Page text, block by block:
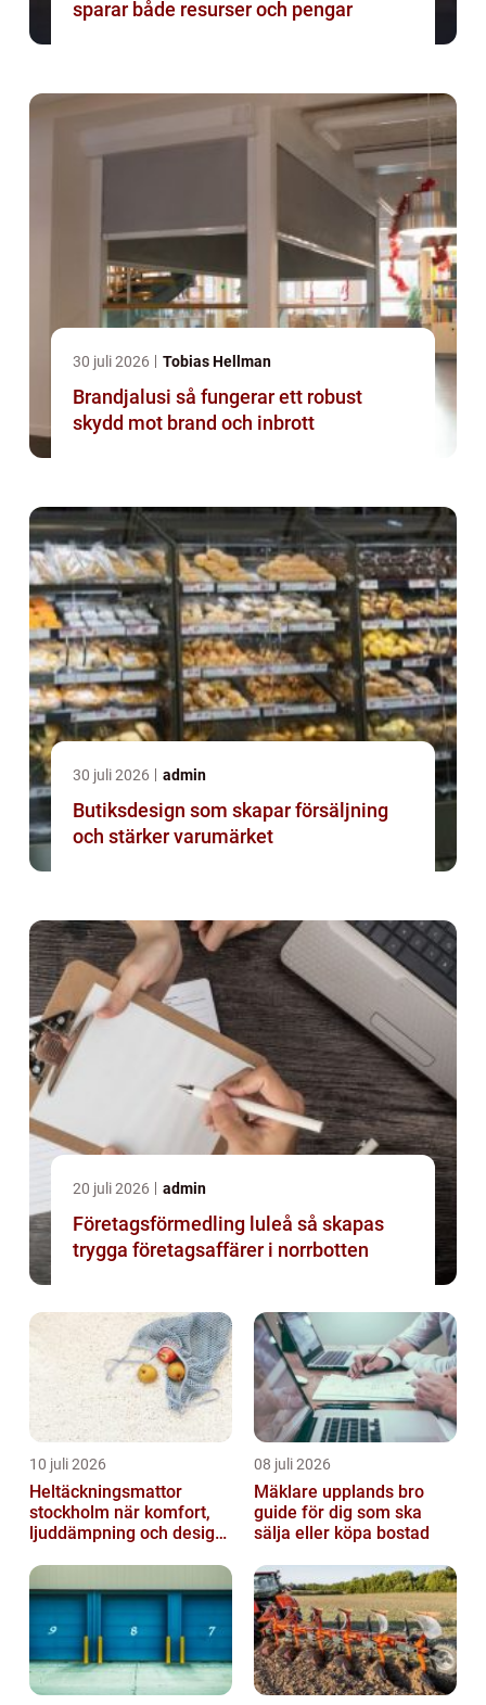
sparar både resurser och pengar
30 juli 2026 Tobias Hellman
Brandjalusi så fungerar ett robust
skydd mot brand och inbrott
30 juli 2026 admin
Butiksdesign som skapar försäljning
och stärker varumärket
20 juli 2026 admin
Företagsförmedling luleå så skapas
trygga företagsaffärer i norrbotten
10 juli 2026
Heltäckningsmattor
stockholm när komfort,
ljuddämpning och design
08 juli 2026
Mäklare upplands bro
guide för dig som ska
sälja eller köpa bostad